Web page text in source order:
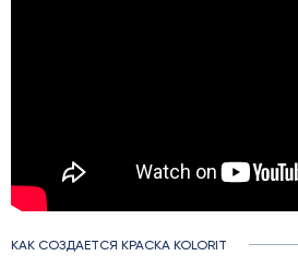
КАК СОЗДАЕТСЯ КРАСКА KOLORIT